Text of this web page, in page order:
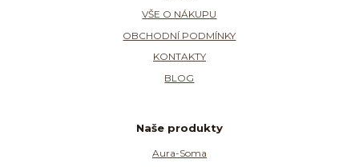
VŠE O NÁKUPU
OBCHODNÍ PODMÍNKY
KONTAKTY
BLOG
Naše produkty
Aura-Soma